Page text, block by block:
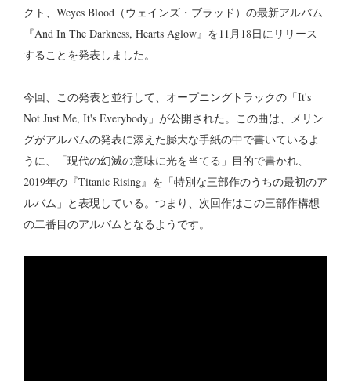
クト、Weyes Blood（ウェインズ・ブラッド）の最新アルバム
『And In The Darkness, Hearts Aglow』を11月18日にリリース
することを発表しました。
今回、この発表と並行して、オープニングトラックの「It's
Not Just Me, It's Everybody」が公開された。この曲は、メリン
グがアルバムの発表に添えた膨大な手紙の中で書いているよ
うに、「現代の幻滅の意味に光を当てる」目的で書かれ、
2019年の『Titanic Rising』を「特別な三部作のうちの最初のア
ルバム」と表現している。つまり、次回作はこの三部作構想
の二番目のアルバムとなるようです。